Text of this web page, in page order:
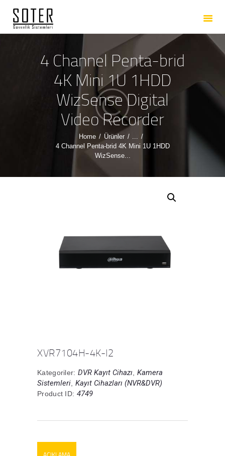
4 Channel Penta-brid
4K Mini 1U 1HDD
WizSense Digital
Video Recorder
Home Ürünler
...
4 Channel Penta-brid 4K Mini 1U 1HDD
WizSense...
ANASAYFA
HAKKIMIZDA
HIZMETLERIMIZ
ÜRÜNLERIMIZ
REFERANSLARIMIZ
İLETIŞIM
XVR7104H-4K-I2
Kategoriler: DVR Kayıt Cihazı Kamera
Sistemleri Kayıt Cihazları (NVR&DVR)
Product ID: 4749